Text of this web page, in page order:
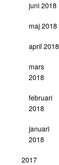
juni 2018
maj 2018
april 2018
mars
2018
februari
2018
januari
2018
2017